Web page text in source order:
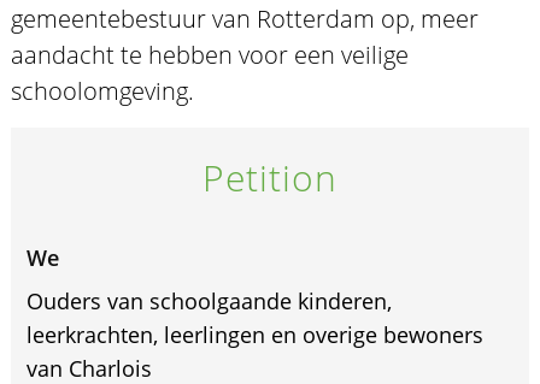
gemeentebestuur van Rotterdam op, meer
aandacht te hebben voor een veilige
schoolomgeving.
Petition
We
Ouders van schoolgaande kinderen,
leerkrachten, leerlingen en overige bewoners
van Charlois